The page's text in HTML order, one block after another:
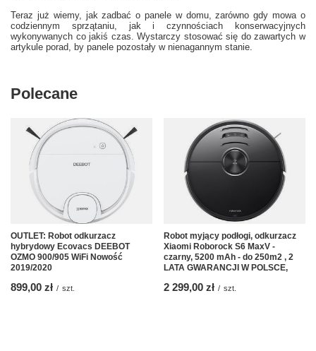
Teraz już wiemy, jak zadbać o panele w domu, zarówno gdy mowa o
codziennym sprzątaniu, jak i czynnościach konserwacyjnych
wykonywanych co jakiś czas. Wystarczy stosować się do zawartych w
artykule porad, by panele pozostały w nienagannym stanie.
Polecane
OUTLET: Robot odkurzacz
hybrydowy Ecovacs DEEBOT
OZMO 900/905 WiFi Nowość
2019/2020
899,00 zł / szt.
Robot myjący podłogi, odkurzacz
Xiaomi Roborock S6 MaxV -
czarny, 5200 mAh - do 250m2 , 2
LATA GWARANCJI W POLSCE,
2 299,00 zł / szt.